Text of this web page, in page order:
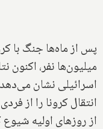
پس از ماه‌ها جنگ با
میلیون‌ها نفر،
انتقال کرونا را از